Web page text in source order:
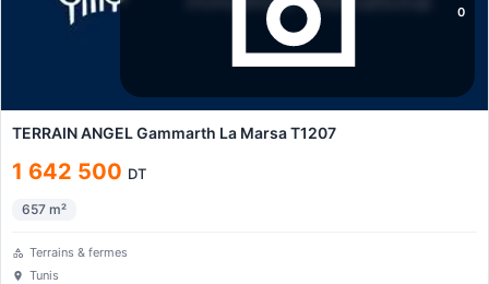
0
TERRAIN ANGEL Gammarth La Marsa T1207
1 642 500 DT
657 m²
Terrains & fermes
Tunis